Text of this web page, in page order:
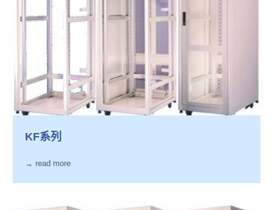
KF系列
→ read more